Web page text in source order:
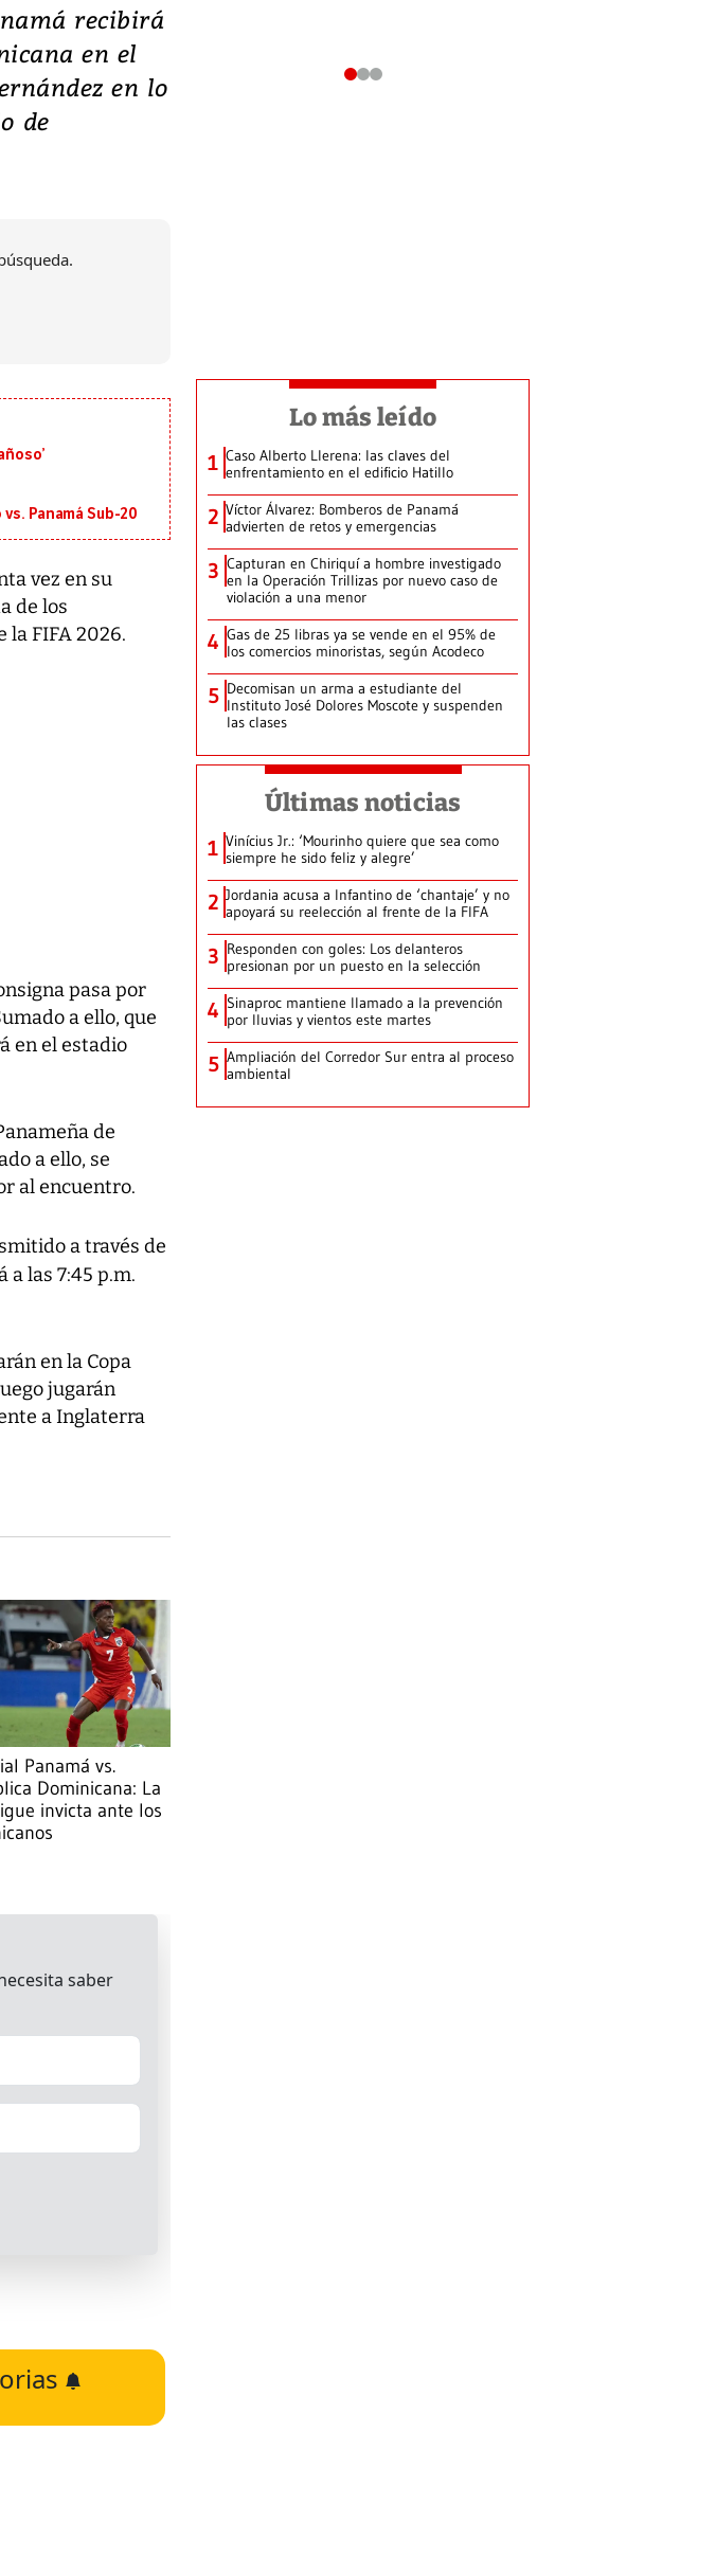
recibirá
en el
en lo
de
Panamá Sub-20
vez en su
de los
la FIFA 2026.
pasa por
a ello, que
en el estadio
de
a ello, se
al encuentro.
a través de
a las 7:45 p.m.
en la Copa
jugarán
a Inglaterra
Panamá vs.
Dominicana: La
invicta ante los
Lo más leído
1 Caso Alberto Llerena: las claves del
enfrentamiento en el edificio Hatillo
2 Víctor Álvarez: Bomberos de Panamá
advierten de retos y emergencias
3 Capturan en Chiriquí a hombre investigado
en la Operación Trillizas por nuevo caso de
violación a una menor
4 Gas de 25 libras ya se vende en el 95% de
los comercios minoristas, según Acodeco
5 Decomisan un arma a estudiante del
Instituto José Dolores Moscote y suspenden
las clases
Últimas noticias
1 Vinícius Jr.: ‘Mourinho quiere que sea como
siempre he sido feliz y alegre’
2 Jordania acusa a Infantino de ‘chantaje’ y no
apoyará su reelección al frente de la FIFA
3 Responden con goles: Los delanteros
presionan por un puesto en la selección
4 Sinaproc mantiene llamado a la prevención
por lluvias y vientos este martes
5 Ampliación del Corredor Sur entra al proceso
ambiental